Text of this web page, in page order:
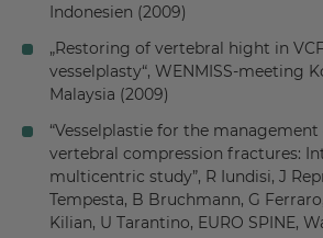
Indonesien (2009)
„Restoring of vertebral hight in
vesselplasty“, WENMISS-meeting
Malaysia (2009)
“Vesselplastie for the
vertebral compression fractures:
multicentric study”, R Iundisi, J
Tempesta, B Bruchmann, G
Kilian, U Tarantino, EURO SPINE,